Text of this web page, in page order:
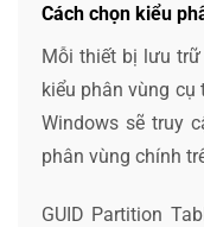
Cách chọn kiểu
Mỗi thiết bị lưu
kiểu phân vùng cụ
Windows sẽ truy
phân vùng chính
GUID Partition